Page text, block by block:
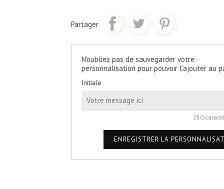
Partager
N'oubliez pas de sauvegarder votre
personnalisation pour pouvoir l'ajouter au
Initiale
250
ENREGISTRER LA